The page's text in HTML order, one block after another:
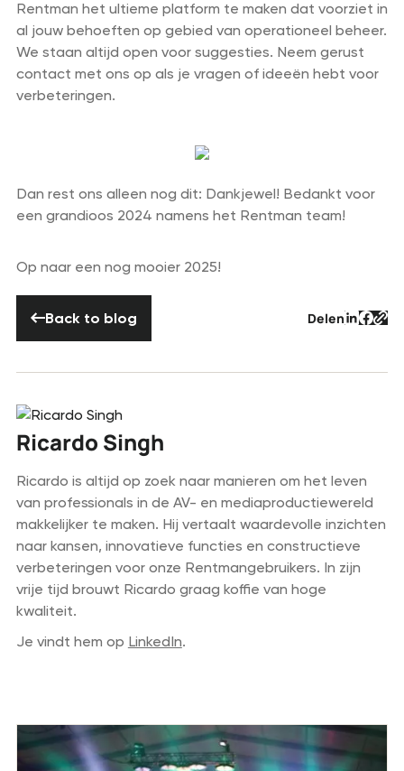
Rentman het ultieme platform te maken dat voorziet in
al jouw behoeften op gebied van operationeel beheer.
We staan altijd open voor suggesties. Neem gerust
contact met ons op als je vragen of ideeën hebt voor
verbeteringen.
Dan rest ons alleen nog dit: Dankjewel! Bedankt voor
een grandioos 2024 namens het Rentman team!
Op naar een nog mooier 2025!
Back to blog Delen Tekst
Ricardo Singh
Ricardo is altijd op zoek naar manieren om het leven
van professionals in de AV- en mediaproductiewereld
makkelijker te maken. Hij vertaalt waardevolle inzichten
naar kansen, innovatieve functies en constructieve
verbeteringen voor onze Rentmangebruikers. In zijn
vrije tijd brouwt Ricardo graag koffie van hoge
kwaliteit.
Je vindt hem op LinkedIn.